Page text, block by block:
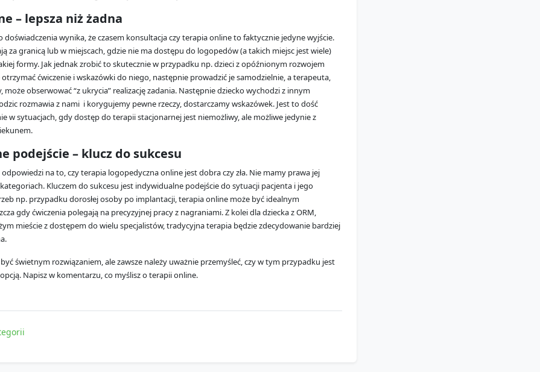
– lepsza niż żadna
wynika, że czasem konsultacja czy terapia online to faktycznie jedyne wyjście.
za granicą lub w miejscach, gdzie nie ma dostępu do logopedów (a takich miejsc jest wiele)
formy. Jak jednak zrobić to skutecznie w przypadku np. dzieci z opóźnionym rozwojem
ćwiczenie i wskazówki do niego, następnie prowadzić je samodzielnie, a terapeuta,
może obserwować “z ukrycia” realizację zadania. Następnie dziecko wychodzi z innym
rozmawia z nami i korygujemy pewne rzeczy, dostarczamy wskazówek. Jest to dość
w sytuacjach, gdy dostęp do terapii stacjonarnej jest niemożliwy, ale możliwe jedynie z
podejście – klucz do sukcesu
na to, czy terapia logopedyczna online jest dobra czy zła. Nie mamy prawa jej
Kluczem do sukcesu jest indywidualne podejście do sytuacji pacjenta i jego
np. przypadku dorosłej osoby po implantacji, terapia online może być idealnym
gdy ćwiczenia polegają na precyzyjnej pracy z nagraniami. Z kolei dla dziecka z ORM,
mieście z dostępem do wielu specjalistów, tradycyjna terapia będzie zdecydowanie bardziej
świetnym rozwiązaniem, ale zawsze należy uważnie przemyśleć, czy w tym przypadku jest
Napisz w komentarzu, co myślisz o terapii online.